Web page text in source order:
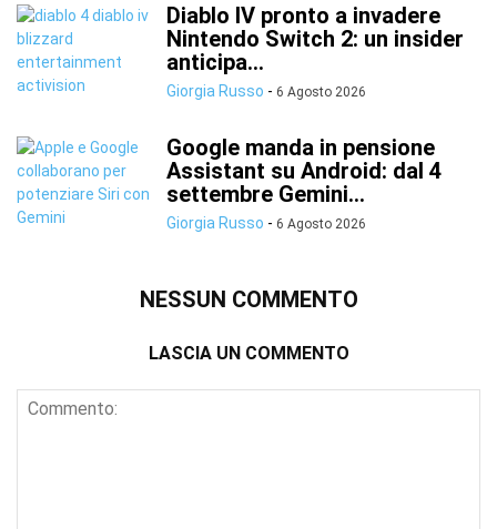
Diablo IV pronto a invadere
Nintendo Switch 2: un insider
anticipa...
Giorgia Russo - 6 Agosto 2026
Google manda in pensione
Assistant su Android: dal 4
settembre Gemini...
Giorgia Russo - 6 Agosto 2026
NESSUN COMMENTO
LASCIA UN COMMENTO